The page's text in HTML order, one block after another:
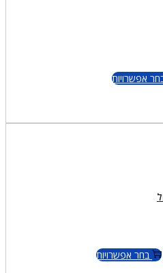
בעמוד
אפשרויותלמוצר
בעמוד
בחר אפשרויותלמוצר